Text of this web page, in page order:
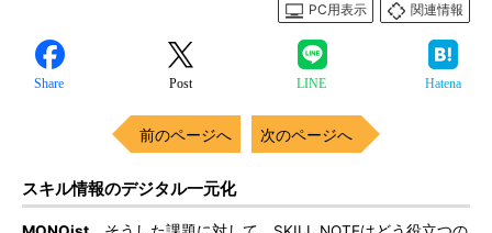
PC用表示
関連情報
Share Post LINE Hatena
前のページへ 次のページへ
スキル情報のデジタル一元化